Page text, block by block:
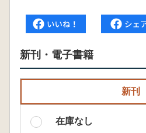
新刊・電子書籍
新刊
在庫なし